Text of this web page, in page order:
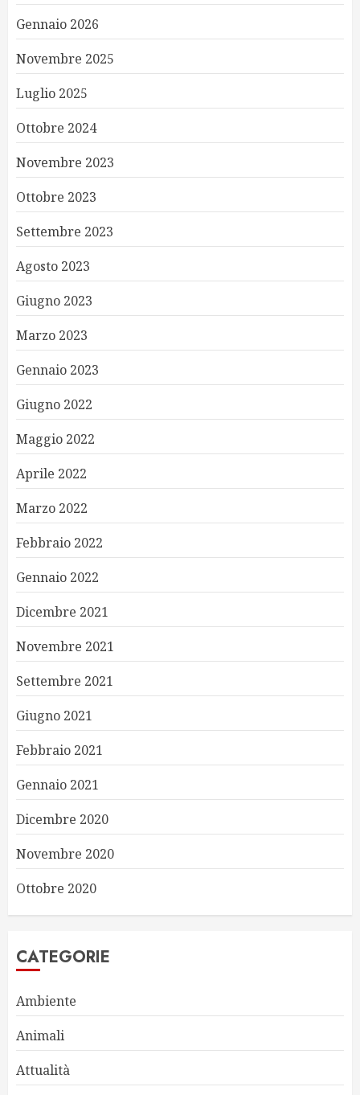
Gennaio 2026
Novembre 2025
Luglio 2025
Ottobre 2024
Novembre 2023
Ottobre 2023
Settembre 2023
Agosto 2023
Giugno 2023
Marzo 2023
Gennaio 2023
Giugno 2022
Maggio 2022
Aprile 2022
Marzo 2022
Febbraio 2022
Gennaio 2022
Dicembre 2021
Novembre 2021
Settembre 2021
Giugno 2021
Febbraio 2021
Gennaio 2021
Dicembre 2020
Novembre 2020
Ottobre 2020
CATEGORIE
Ambiente
Animali
Attualità